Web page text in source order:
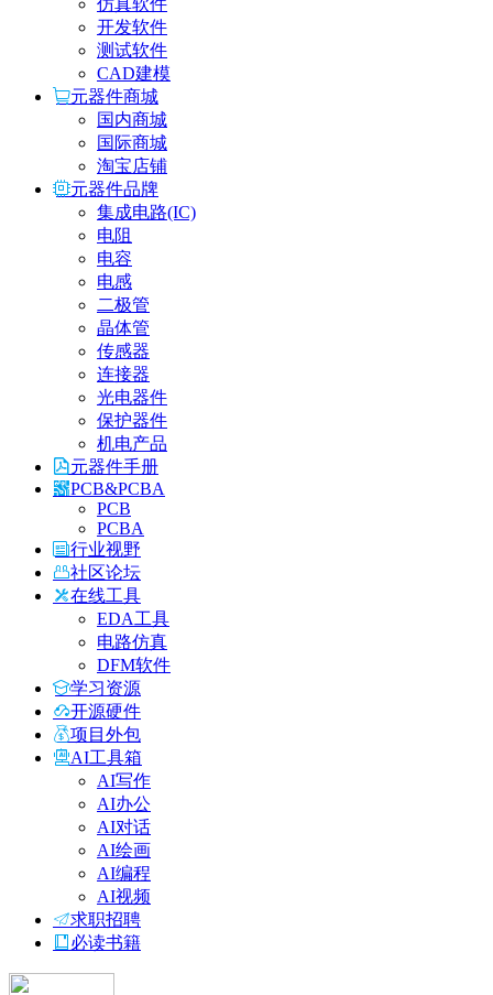
仿真软件
开发软件
测试软件
CAD建模
元器件商城
国内商城
国际商城
淘宝店铺
元器件品牌
集成电路(IC)
电阻
电容
电感
二极管
晶体管
传感器
连接器
光电器件
保护器件
机电产品
元器件手册
PCB&PCBA
PCB
PCBA
行业视野
社区论坛
在线工具
EDA工具
电路仿真
DFM软件
学习资源
开源硬件
项目外包
AI工具箱
AI写作
AI办公
AI对话
AI绘画
AI编程
AI视频
求职招聘
必读书籍